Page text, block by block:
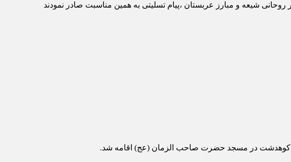
شیعه و مبارز عربستان ،پیام تسلیتی به همین مناسبت صادر نمودند